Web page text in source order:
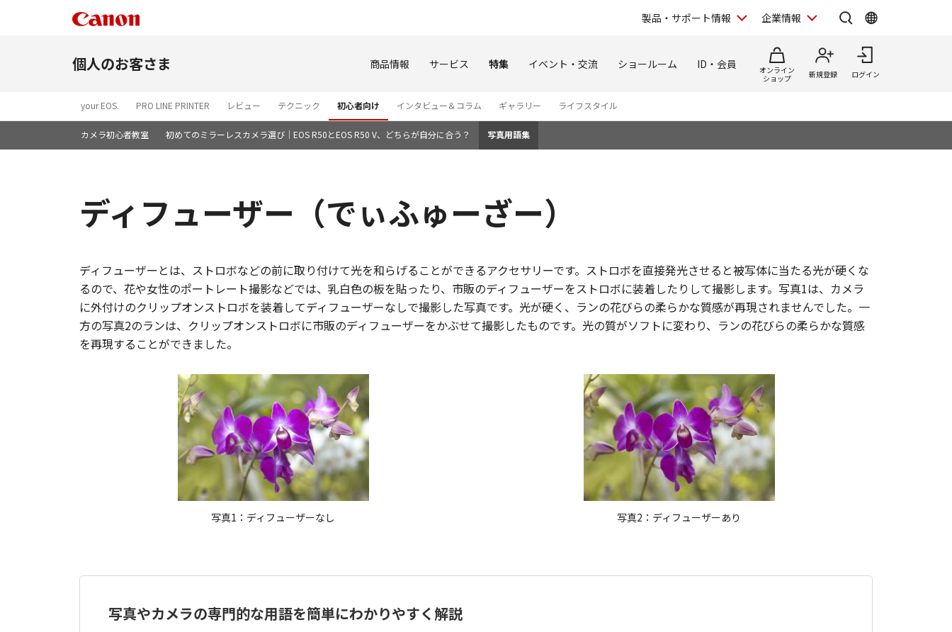
製品・サポート情報 企業情報
個人のお客さま 商品情報 サービス 特集 イベント・交流 ショールーム ID・会員
オンライン
ショップ
新規登録 ログイン
your EOS. PRO LINE PRINTER レビュー テクニック 初心者向け インタビュー＆コラム ギャラリー ライフスタイル
カメラ初心者教室 初めてのミラーレスカメラ選び｜EOS R50とEOS R50 V、どちらが自分に合う？ 写真用語集
ディフューザー（でぃふゅーざー）
ディフューザーとは、ストロボなどの前に取り付けて光を和らげることができるアクセサリーです。ストロボを直接発光させると被写体に当たる光が硬くな
るので、花や女性のポートレート撮影などでは、乳白色の板を貼ったり、市販のディフューザーをストロボに装着したりして撮影します。写真1は、カメラ
に外付けのクリップオンストロボを装着してディフューザーなしで撮影した写真です。光が硬く、ランの花びらの柔らかな質感が再現されませんでした。一
方の写真2のランは、クリップオンストロボに市販のディフューザーをかぶせて撮影したものです。光の質がソフトに変わり、ランの花びらの柔らかな質感
を再現することができました。
写真1：ディフューザーなし 写真2：ディフューザーあり
写真やカメラの専門的な用語を簡単にわかりやすく解説